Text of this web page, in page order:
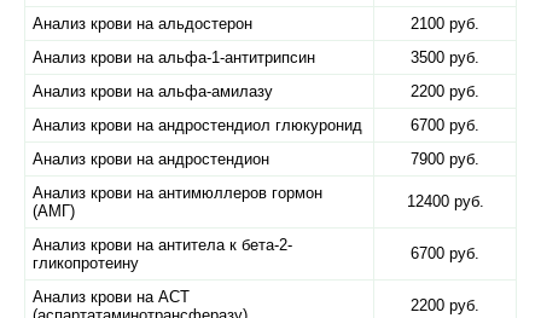
Анализ крови на альдостерон
2100 руб.
Анализ крови на альфа-1-антитрипсин
3500 руб.
Анализ крови на альфа-амилазу
2200 руб.
Анализ крови на андростендиол глюкуронид
6700 руб.
Анализ крови на андростендион
7900 руб.
Анализ крови на антимюллеров гормон
(АМГ)
12400 руб.
Анализ крови на антитела к бета-2-
гликопротеину
6700 руб.
Анализ крови на АСТ
2200 руб.